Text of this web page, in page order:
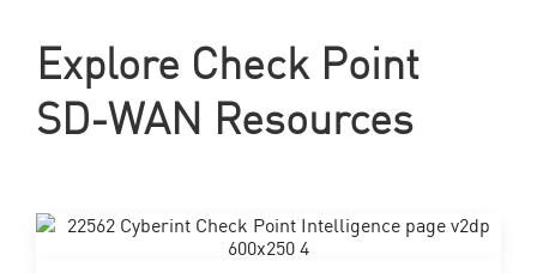
Explore Check Point
SD-WAN Resources